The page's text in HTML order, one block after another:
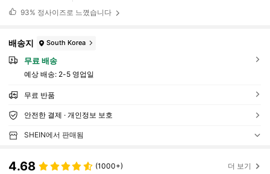
93% 정사이즈로 느꼈습니다
배송지 South Korea
무료 배송
예상 배송: 2-5 영업일
무료 반품
안전한 결제 · 개인정보 보호
SHEIN에서 판매됨
4.68 (1000+) 더 보기